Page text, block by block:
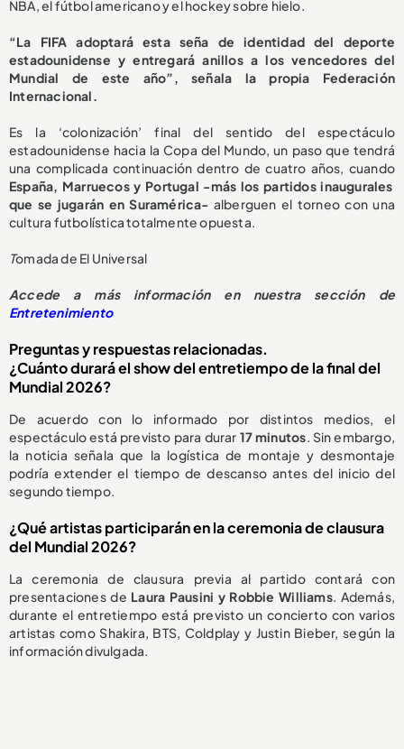
NBA, el fútbol americano y el hockey sobre hielo.
“La FIFA adoptará esta seña de identidad del deporte
estadounidense y entregará anillos a los vencedores del
Mundial de este año”, señala la propia Federación
Internacional.
Es la ‘colonización’ final del sentido del espectáculo
estadounidense hacia la Copa del Mundo, un paso que tendrá
una complicada continuación dentro de cuatro años, cuando
España, Marruecos y Portugal -más los partidos inaugurales
que se jugarán en Suramérica- alberguen el torneo con una
cultura futbolística totalmente opuesta.
Tomada de El Universal
Accede a más información en nuestra sección de
Entretenimiento
Preguntas y respuestas relacionadas.
¿Cuánto durará el show del entretiempo de la final del
Mundial 2026?
De acuerdo con lo informado por distintos medios, el
espectáculo está previsto para durar 17 minutos. Sin embargo,
la noticia señala que la logística de montaje y desmontaje
podría extender el tiempo de descanso antes del inicio del
segundo tiempo.
¿Qué artistas participarán en la ceremonia de clausura
del Mundial 2026?
La ceremonia de clausura previa al partido contará con
presentaciones de Laura Pausini y Robbie Williams. Además,
durante el entretiempo está previsto un concierto con varios
artistas como Shakira, BTS, Coldplay y Justin Bieber, según la
información divulgada.